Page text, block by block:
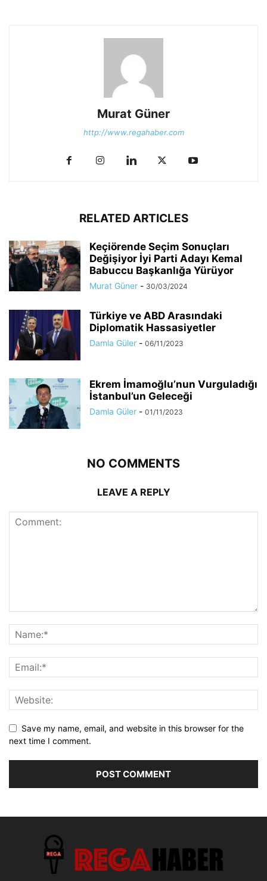
Murat Güner
http://www.regahaber.com
RELATED ARTICLES
Keçiörende Seçim Sonuçları
Değişiyor İyi Parti Adayı Kemal
Babuccu Başkanlığa Yürüyor
Murat Güner - 30/03/2024
Türkiye ve ABD Arasındaki
Diplomatik Hassasiyetler
Damla Güler - 06/11/2023
Ekrem İmamoğlu’nun Vurguladığı
İstanbul’un Geleceği
Damla Güler - 01/11/2023
NO COMMENTS
LEAVE A REPLY
Save my name, email, and website in this browser for the
next time I comment.